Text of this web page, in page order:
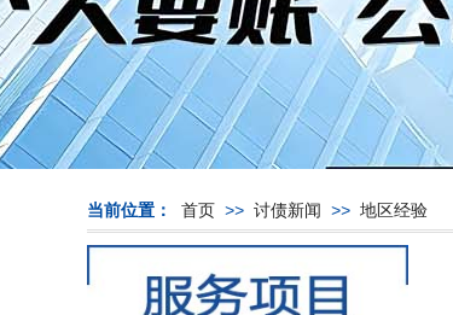
当前位置： 首页 >> 讨债新闻 >> 地区经验